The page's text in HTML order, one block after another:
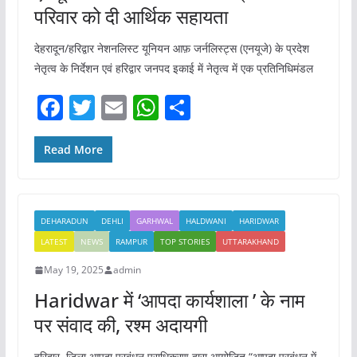
परिवार को दी आर्थिक सहायता
देहरादून/हरिद्वार नेशनलिस्ट यूनियन आफ़ जर्नलिस्ट्स (एनयूजे) के प्रदेश
नेतृत्व के निर्देशन एवं हरिद्वार जनपद इकाई में नेतृत्व में एक प्रतिनिधिमंडल
F
a
c
b
o
o
k
T
w
itt
E W
A
p
p
S
Read More
DEHARADUN DEHLI GARHWAL HALDWANI
HARIDWAR
LATEST
NEWS RAMPUR TOP STORIES UTTARAKHAND
May 19, 2025 admin
Haridwar में ‘आपदा कार्यशाला ’ के नाम
पर संवाद की, रश्म अदायगी